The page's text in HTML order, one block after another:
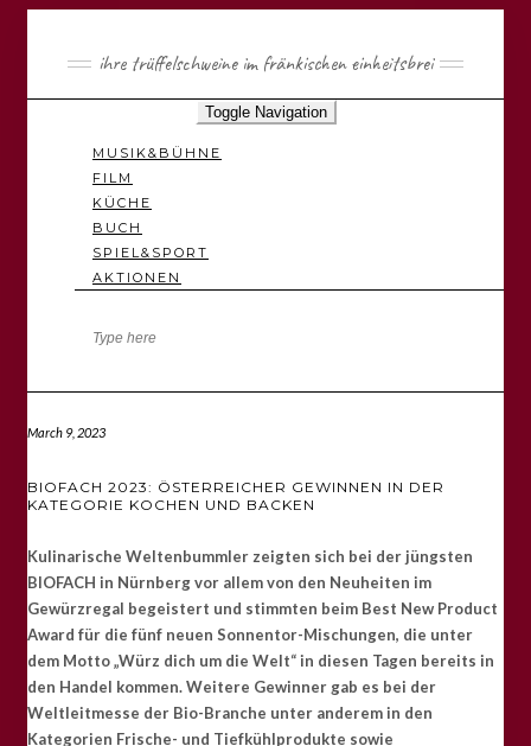
ihre trüffelschweine im fränkischen einheitsbrei
Toggle Navigation
MUSIK&BÜHNE
FILM
KÜCHE
BUCH
SPIEL&SPORT
AKTIONEN
March 9, 2023
BIOFACH 2023: ÖSTERREICHER GEWINNEN IN DER
KATEGORIE KOCHEN UND BACKEN
Kulinarische Weltenbummler zeigten sich bei der jüngsten
BIOFACH in Nürnberg vor allem von den Neuheiten im
Gewürzregal begeistert und stimmten beim Best New Product
Award für die fünf neuen Sonnentor-Mischungen, die unter
dem Motto „Würz dich um die Welt“ in diesen Tagen bereits in
den Handel kommen. Weitere Gewinner gab es bei der
Weltleitmesse der Bio-Branche unter anderem in den
Kategorien Frische- und Tiefkühlprodukte sowie